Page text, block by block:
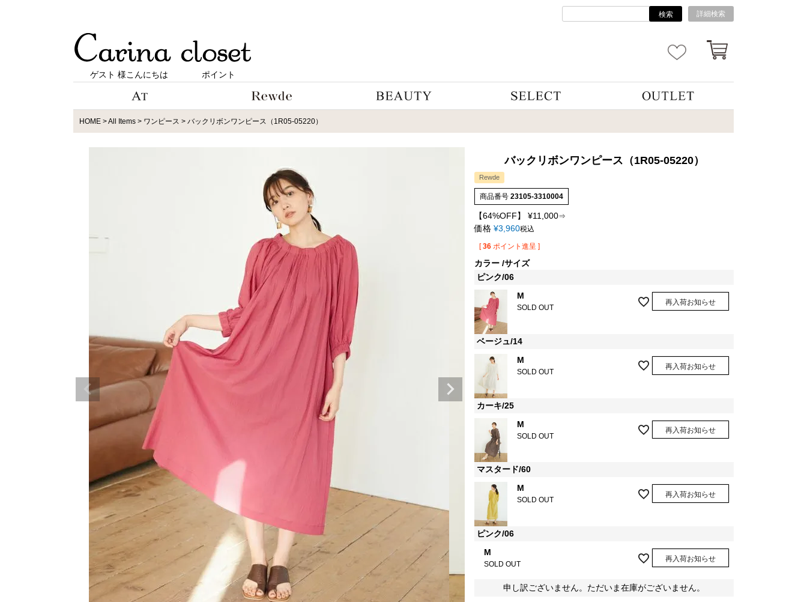
検索 詳細検索
ゲスト 様こんにちは ポイント
HOME All Items ワンピース バックリボンワンピース（1R05-05220）
バックリボンワンピース（1R05-05220）
Rewde
商品番号 23105-3310004
【64%OFF】 ¥11,000⇒
価格 ¥3,960税込
[ 36 ポイント進呈 ]
カラー サイズ
ピンク/06
M
SOLD OUT
再入荷お知らせ
ベージュ/14
M
SOLD OUT
再入荷お知らせ
カーキ/25
M
SOLD OUT
再入荷お知らせ
マスタード/60
M
SOLD OUT
再入荷お知らせ
ピンク/06
M
SOLD OUT
再入荷お知らせ
申し訳ございません。ただいま在庫がございません。